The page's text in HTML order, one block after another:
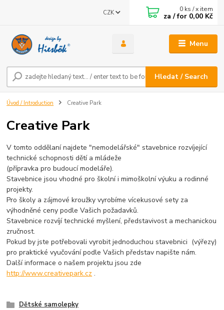
Menu
CZK
Hledat / Search
0 ks / x item
za / for 0,00 Kč
Úvod / Introduction Creative Park
Creative Park
V tomto oddělaní najdete "nemodelářské" stavebnice rozvíjející
technické schopnosti dětí a mládeže
(přípravka pro budoucí modeláře).
Stavebnice jsou vhodné pro školní i mimoškolní výuku a rodinné
projekty.
Pro školy a zájmové kroužky vyrobíme vícekusové sety za
výhodněné ceny podle Vašich požadavků.
Stavebnice rozvíjí technické myšlení, představivost a mechanickou
zručnost.
Pokud by jste potřebovali vyrobit jednoduchou stavebnici (výřezy)
pro praktické vyučování podle Vašich představ napište nám.
Další informace o našem projektu jsou zde
http://www.creativepark.cz .
Dětské samolepky